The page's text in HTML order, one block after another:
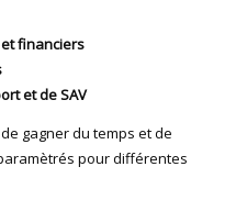
financiers
et de SAV
gagner du temps et de
pour différentes